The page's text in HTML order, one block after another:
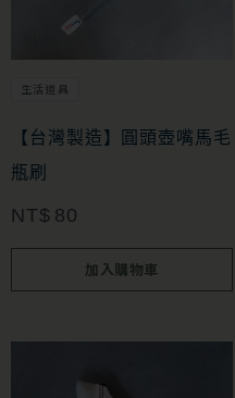
生活道具
【台灣製造】圓頭壺嘴馬毛
瓶刷
NT$ 80
加入購物車